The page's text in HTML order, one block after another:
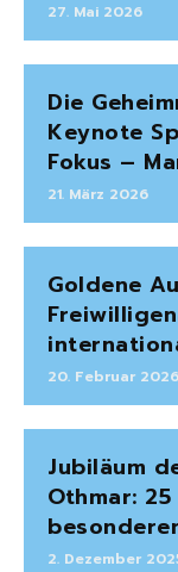
27. Mai 2026
Die
Keynote
Fokus –
21. März 2026
Goldene
20. Februar 2026
Jubiläum
Othmar:
2. Dezember